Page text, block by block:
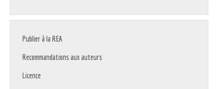
Publier à la REA
Recommandations aux auteurs
Licence